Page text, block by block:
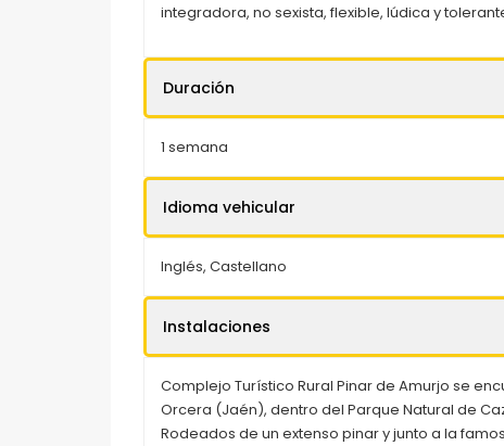
integradora, no sexista, flexible, lúdica y
Duración
1 semana
Idioma vehicular
Inglés, Castellano
Instalaciones
Complejo Turístico Rural Pinar de Amurjo se
Orcera (Jaén), dentro del Parque Natural de
Rodeados de un extenso pinar y junto a la